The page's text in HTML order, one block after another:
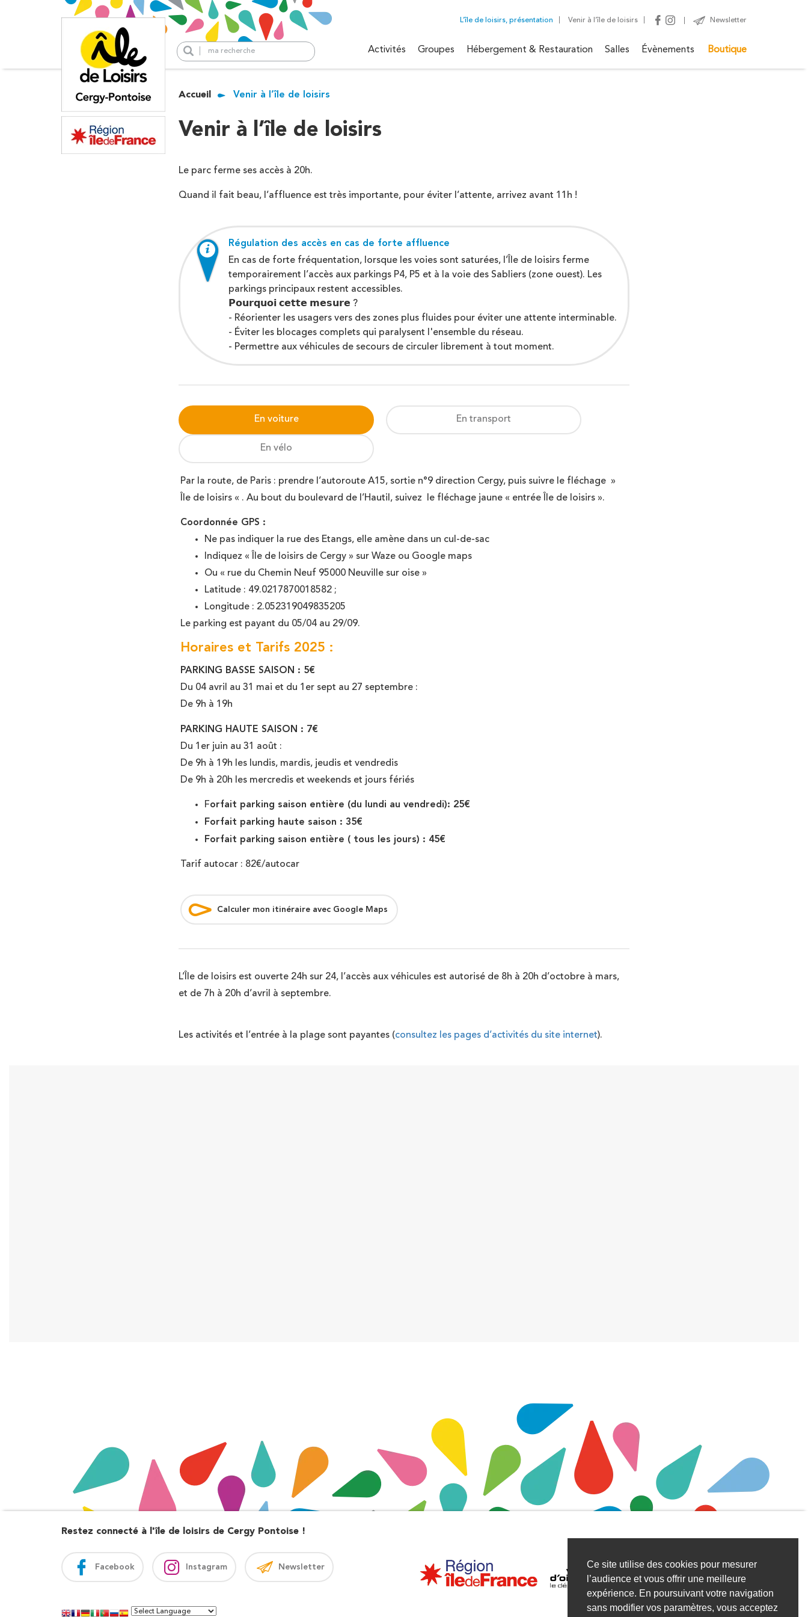
Ce site utilise des cookies pour mesurer
l’audience et vous offrir une meilleure
expérience. En poursuivant votre navigation
sans modifier vos paramètres, vous acceptez
L’île de loisirs, présentation Venir à l’île de loisirs Newsletter
Cergy Pontoise
Activités
Groupes
Hébergement &
Salle de réception
Activités populaires
Rafting
Vague à surf
Activités Groupes Hébergement & Restauration Salles Évènements Boutique
Vague à surf
Tennis
Royaume des
Téléski nautique
Benji éjection Stages été
Ecole de cirque
Découvrir toutes les activités
Accueil Venir à l’île de loisirs
Venir à l’île de loisirs
Le parc ferme ses accès à 20h.
Quand il fait beau, l’affluence est très importante, pour éviter l’attente, arrivez avant 11h !
Régulation des accès en cas de forte affluence
En cas de forte fréquentation, lorsque les voies sont saturées, l’Île de loisirs ferme
temporairement l’accès aux parkings P4, P5 et à la voie des Sabliers (zone ouest). Les
parkings principaux restent accessibles.
𝗣𝗼𝘂𝗿𝗾𝘂𝗼𝗶 𝗰𝗲𝘁𝘁𝗲 𝗺𝗲𝘀𝘂𝗿𝗲 ?
- Réorienter les usagers vers des zones plus fluides pour éviter une attente interminable.
- Éviter les blocages complets qui paralysent l'ensemble du réseau.
- Permettre aux véhicules de secours de circuler librement à tout moment.
En voiture En transport
En vélo
Par la route, de Paris : prendre l’autoroute A15, sortie n°9 direction Cergy, puis suivre le fléchage »
Île de loisirs « . Au bout du boulevard de l’Hautil, suivez le fléchage jaune « entrée Île de loisirs ».
Coordonnée GPS :
Ne pas indiquer la rue des Etangs, elle amène dans un cul-de-sac
Indiquez « Île de loisirs de Cergy » sur Waze ou Google maps
Ou « rue du Chemin Neuf 95000 Neuville sur oise »
Latitude : 49.0217870018582 ;
Longitude : 2.052319049835205
Le parking est payant du 05/04 au 29/09.
Horaires et Tarifs 2025 :
PARKING BASSE SAISON : 5€
Du 04 avril au 31 mai et du 1er sept au 27 septembre :
De 9h à 19h
PARKING HAUTE SAISON : 7€
Du 1er juin au 31 août :
De 9h à 19h les lundis, mardis, jeudis et vendredis
De 9h à 20h les mercredis et weekends et jours fériés
Forfait parking saison entière (du lundi au vendredi): 25€
Forfait parking haute saison : 35€
Forfait parking saison entière ( tous les jours) : 45€
Tarif autocar : 82€/autocar
Calculer mon itinéraire avec Google Maps
L’Île de loisirs est ouverte 24h sur 24, l’accès aux véhicules est autorisé de 8h à 20h d’octobre à mars,
et de 7h à 20h d’avril à septembre.
Les activités et l’entrée à la plage sont payantes (consultez les pages d’activités du site internet).
Restez connecté à l'île de loisirs de Cergy Pontoise !
Facebook Instagram Newsletter
+
Panneau de gestion des cookies